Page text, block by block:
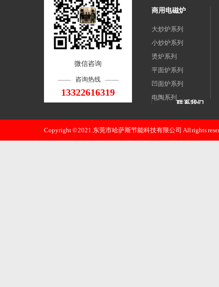
微信咨询
咨询热线
13322616319
商用电磁炉
大炒炉系列
小炒炉系列
烫炉系列
平面炉系列
凹面炉系列
电陶系列
联系我们
东莞市哈萨斯
邮 箱：
Copyright © 2021.东莞市哈萨斯节能科技有限公司 All rights